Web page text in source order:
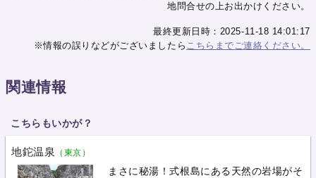
地問合せの上お出かけください。
最終更新日時：2025-11-18 14:01:17
※情報の誤りなどがございましたら こちらまでご連絡ください。
関連情報
こちらもいかが？
地鉈温泉 （東京）
まさに秘湯！式根島にある天然の岩場がそ